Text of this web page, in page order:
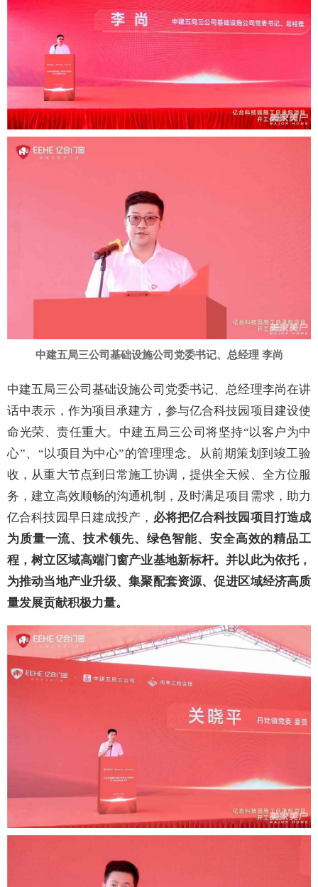
中建五局三公司基础设施公司党委书记、总经理 李尚
中建五局三公司基础设施公司党委书记、总经理李尚在讲
话中表示，作为项目承建方，参与亿合科技园项目建设使
命光荣、责任重大。中建五局三公司将坚持“以客户为中
心”、“以项目为中心”的管理理念。从前期策划到竣工验
收，从重大节点到日常施工协调，提供全天候、全方位服
务，建立高效顺畅的沟通机制，及时满足项目需求，助力
亿合科技园早日建成投产， 必将把亿合科技园项目打造成
为质量一流、技术领先、绿色智能、安全高效的精品工
程，树立区域高端门窗产业基地新标杆。并以此为依托，
为推动当地产业升级、集聚配套资源、促进区域经济高质
量发展贡献积极力量。